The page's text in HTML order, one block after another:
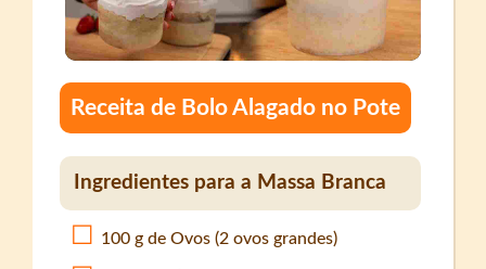
Receita de Bolo Alagado no Pote
Ingredientes para a Massa Branca
100 g de Ovos (2 ovos grandes)